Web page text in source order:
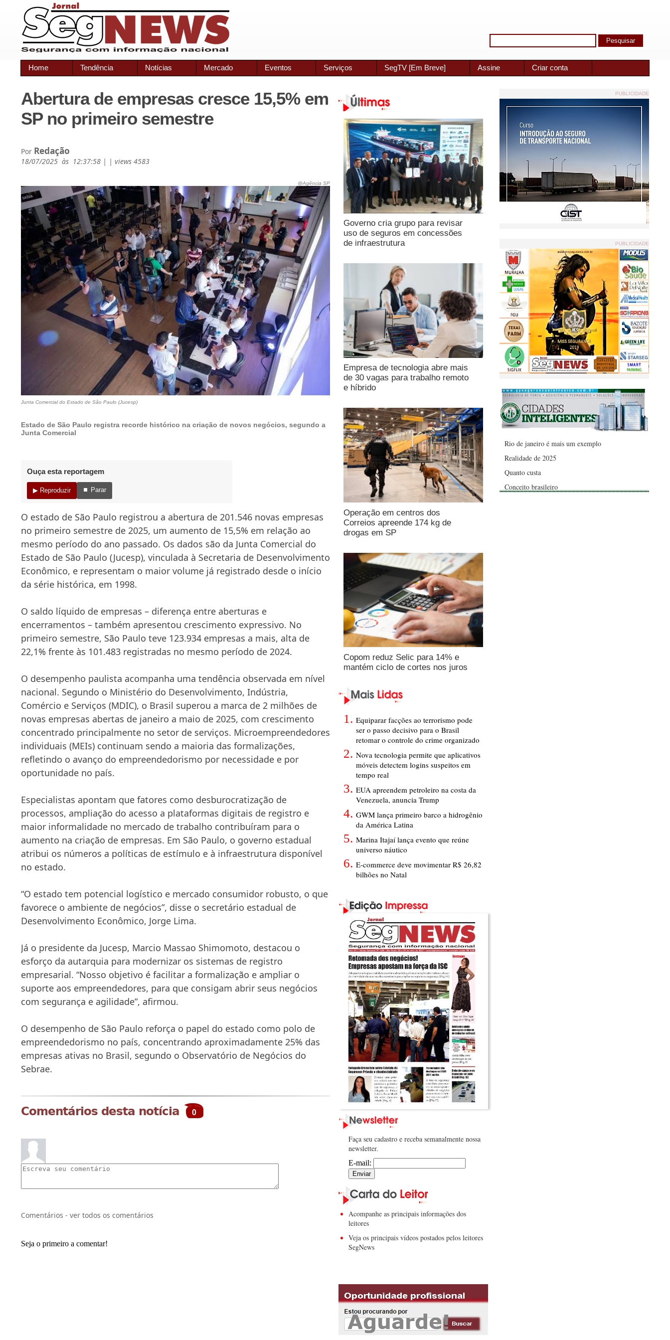
Home Tendência Notícias Mercado Eventos Serviços SegTV [Em Breve] Assine Criar conta
Abertura de empresas cresce 15,5% em
SP no primeiro semestre
Por Redação
18/07/2025 às 12:37:58 | | views 4583
@Agência SP
Junta Comercial do Estado de São Paulo (Jucesp)
Estado de São Paulo registra recorde histórico na criação de novos negócios, segundo a
Junta Comercial
Ouça esta reportagem
▶ Reproduzir ⏹ Parar
O estado de São Paulo registrou a abertura de 201.546 novas empresas
no primeiro semestre de 2025, um aumento de 15,5% em relação ao
mesmo período do ano passado. Os dados são da Junta Comercial do
Estado de São Paulo (Jucesp), vinculada à Secretaria de Desenvolvimento
Econômico, e representam o maior volume já registrado desde o início
da série histórica, em 1998.
O saldo líquido de empresas – diferença entre aberturas e
encerramentos – também apresentou crescimento expressivo. No
primeiro semestre, São Paulo teve 123.934 empresas a mais, alta de
22,1% frente às 101.483 registradas no mesmo período de 2024.
O desempenho paulista acompanha uma tendência observada em nível
nacional. Segundo o Ministério do Desenvolvimento, Indústria,
Comércio e Serviços (MDIC), o Brasil superou a marca de 2 milhões de
novas empresas abertas de janeiro a maio de 2025, com crescimento
concentrado principalmente no setor de serviços. Microempreendedores
individuais (MEIs) continuam sendo a maioria das formalizações,
refletindo o avanço do empreendedorismo por necessidade e por
oportunidade no país.
Especialistas apontam que fatores como desburocratização de
processos, ampliação do acesso a plataformas digitais de registro e
maior informalidade no mercado de trabalho contribuíram para o
aumento na criação de empresas. Em São Paulo, o governo estadual
atribui os números a políticas de estímulo e à infraestrutura disponível
no estado.
“O estado tem potencial logístico e mercado consumidor robusto, o que
favorece o ambiente de negócios”, disse o secretário estadual de
Desenvolvimento Econômico, Jorge Lima.
Já o presidente da Jucesp, Marcio Massao Shimomoto, destacou o
esforço da autarquia para modernizar os sistemas de registro
empresarial. “Nosso objetivo é facilitar a formalização e ampliar o
suporte aos empreendedores, para que consigam abrir seus negócios
com segurança e agilidade”, afirmou.
O desempenho de São Paulo reforça o papel do estado como polo de
empreendedorismo no país, concentrando aproximadamente 25% das
empresas ativas no Brasil, segundo o Observatório de Negócios do
Sebrae.
Comentários desta notícia 0
Comentários - ver todos os comentários
Seja o primeiro a comentar!
Governo cria grupo para revisar
uso de seguros em concessões
de infraestrutura
Empresa de tecnologia abre mais
de 30 vagas para trabalho remoto
e híbrido
Operação em centros dos
Correios apreende 174 kg de
drogas em SP
Copom reduz Selic para 14% e
mantém ciclo de cortes nos juros
Equiparar facções ao terrorismo pode
ser o passo decisivo para o Brasil
retomar o controle do crime organizado
Nova tecnologia permite que aplicativos
móveis detectem logins suspeitos em
tempo real
EUA apreendem petroleiro na costa da
Venezuela, anuncia Trump
GWM lança primeiro barco a hidrogênio
da América Latina
Marina Itajaí lança evento que reúne
universo náutico
E-commerce deve movimentar R$ 26,82
bilhões no Natal
Faça seu cadastro e receba semanalmente nossa
newsletter.
E-mail:
Acompanhe as principais informações dos
leitores
Veja os principais vídeos postados pelos leitores
SegNews
PUBLICIDADE
PUBLICIDADE
Rio de janeiro é mais um exemplo
Realidade de 2025
Quanto custa
Conceito brasileiro